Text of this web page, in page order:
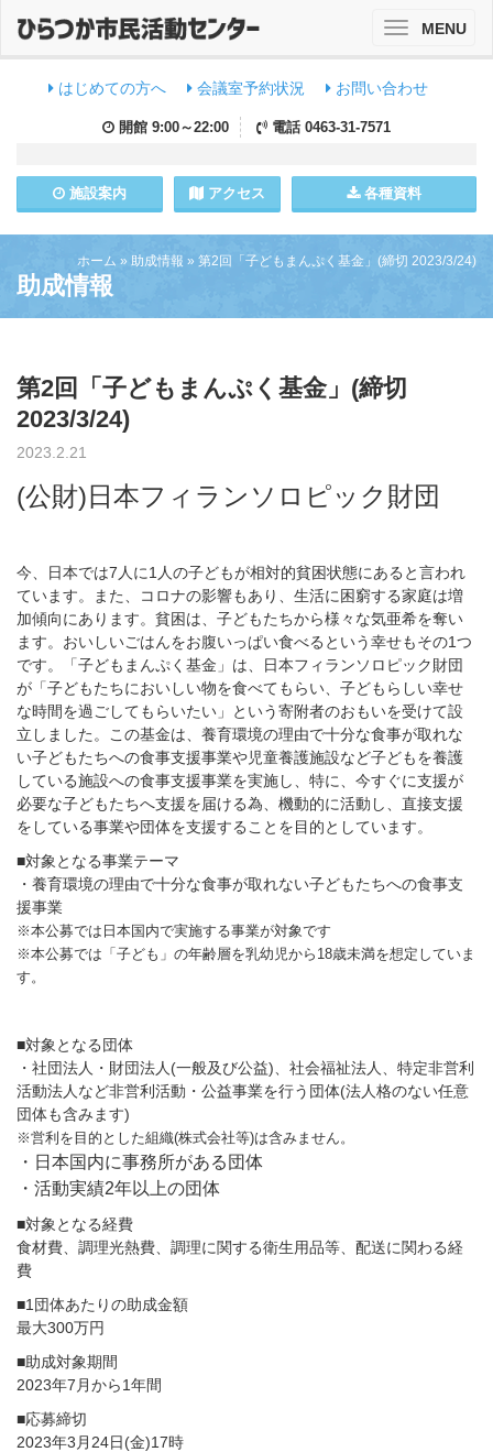
はじめての方へ 会議室予約状況 お問い合わせ
開館 9:00～22:00 電話 0463-31-7571
施設案内 アクセス 各種資料
ToggleMENU
ホーム » 助成情報 » 第2回「子どもまんぷく基金」(締切 2023/3/24)
助成情報
第2回「子どもまんぷく基金」(締切
2023/3/24)
2023.2.21
(公財)日本フィランソロピック財団
今、日本では7人に1人の子どもが相対的貧困状態にあると言われ
ています。また、コロナの影響もあり、生活に困窮する家庭は増
加傾向にあります。貧困は、子どもたちから様々な気亜希を奪い
ます。おいしいごはんをお腹いっぱい食べるという幸せもその1つ
です。「子どもまんぷく基金」は、日本フィランソロピック財団
が「子どもたちにおいしい物を食べてもらい、子どもらしい幸せ
な時間を過ごしてもらいたい」という寄附者のおもいを受けて設
立しました。この基金は、養育環境の理由で十分な食事が取れな
い子どもたちへの食事支援事業や児童養護施設など子どもを養護
している施設への食事支援事業を実施し、特に、今すぐに支援が
必要な子どもたちへ支援を届ける為、機動的に活動し、直接支援
をしている事業や団体を支援することを目的としています。
■対象となる事業テーマ
・養育環境の理由で十分な食事が取れない子どもたちへの食事支
援事業
※本公募では日本国内で実施する事業が対象です
※本公募では「子ども」の年齢層を乳幼児から18歳未満を想定していま
す。
■対象となる団体
・社団法人・財団法人(一般及び公益)、社会福祉法人、特定非営利
活動法人など非営利活動・公益事業を行う団体(法人格のない任意
団体も含みます)
※営利を目的とした組織(株式会社等)は含みません。
・日本国内に事務所がある団体
・活動実績2年以上の団体
■対象となる経費
食材費、調理光熱費、調理に関する衛生用品等、配送に関わる経
費
■1団体あたりの助成金額
最大300万円
■助成対象期間
2023年7月から1年間
■応募締切
2023年3月24日(金)17時